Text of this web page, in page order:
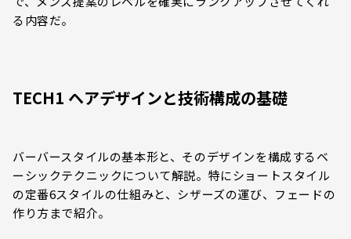
る内容だ。
TECH1 ヘアデザインと技術構成の基礎
バーバースタイルの基本形と、そのデザインを構成するベ
ーシックテクニックについて解説。特にショートスタイル
の定番6スタイルの仕組みと、シザーズの運び、フェードの
作り方まで紹介。